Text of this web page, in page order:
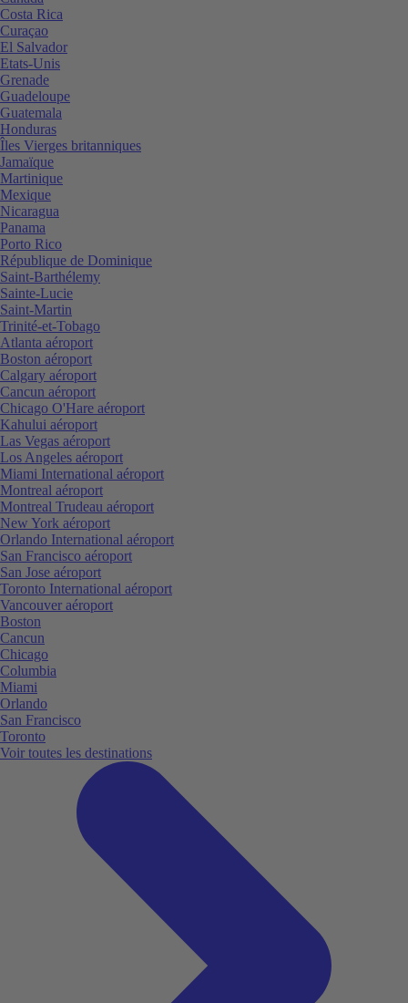
Costa Rica
Curaçao
El Salvador
Etats-Unis
Grenade
Guadeloupe
Guatemala
Honduras
Îles Vierges britanniques
Jamaïque
Martinique
Mexique
Nicaragua
Panama
Porto Rico
République de Dominique
Saint-Barthélemy
Sainte-Lucie
Saint-Martin
Trinité-et-Tobago
Atlanta aéroport
Boston aéroport
Calgary aéroport
Cancun aéroport
Chicago O'Hare aéroport
Kahului aéroport
Las Vegas aéroport
Los Angeles aéroport
Miami International aéroport
Montreal aéroport
Montreal Trudeau aéroport
New York aéroport
Orlando International aéroport
San Francisco aéroport
San Jose aéroport
Toronto International aéroport
Vancouver aéroport
Boston
Cancun
Chicago
Columbia
Miami
Orlando
San Francisco
Toronto
Voir toutes les destinations